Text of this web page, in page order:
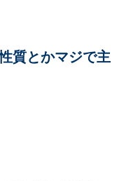
質とかマジで主